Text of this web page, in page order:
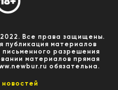
Все права защищены.
публикация материалов
письменного разрешения
материалов прямая
обязательна.
новостей